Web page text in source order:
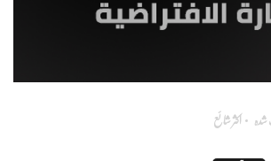
شدہ اکثر شائع